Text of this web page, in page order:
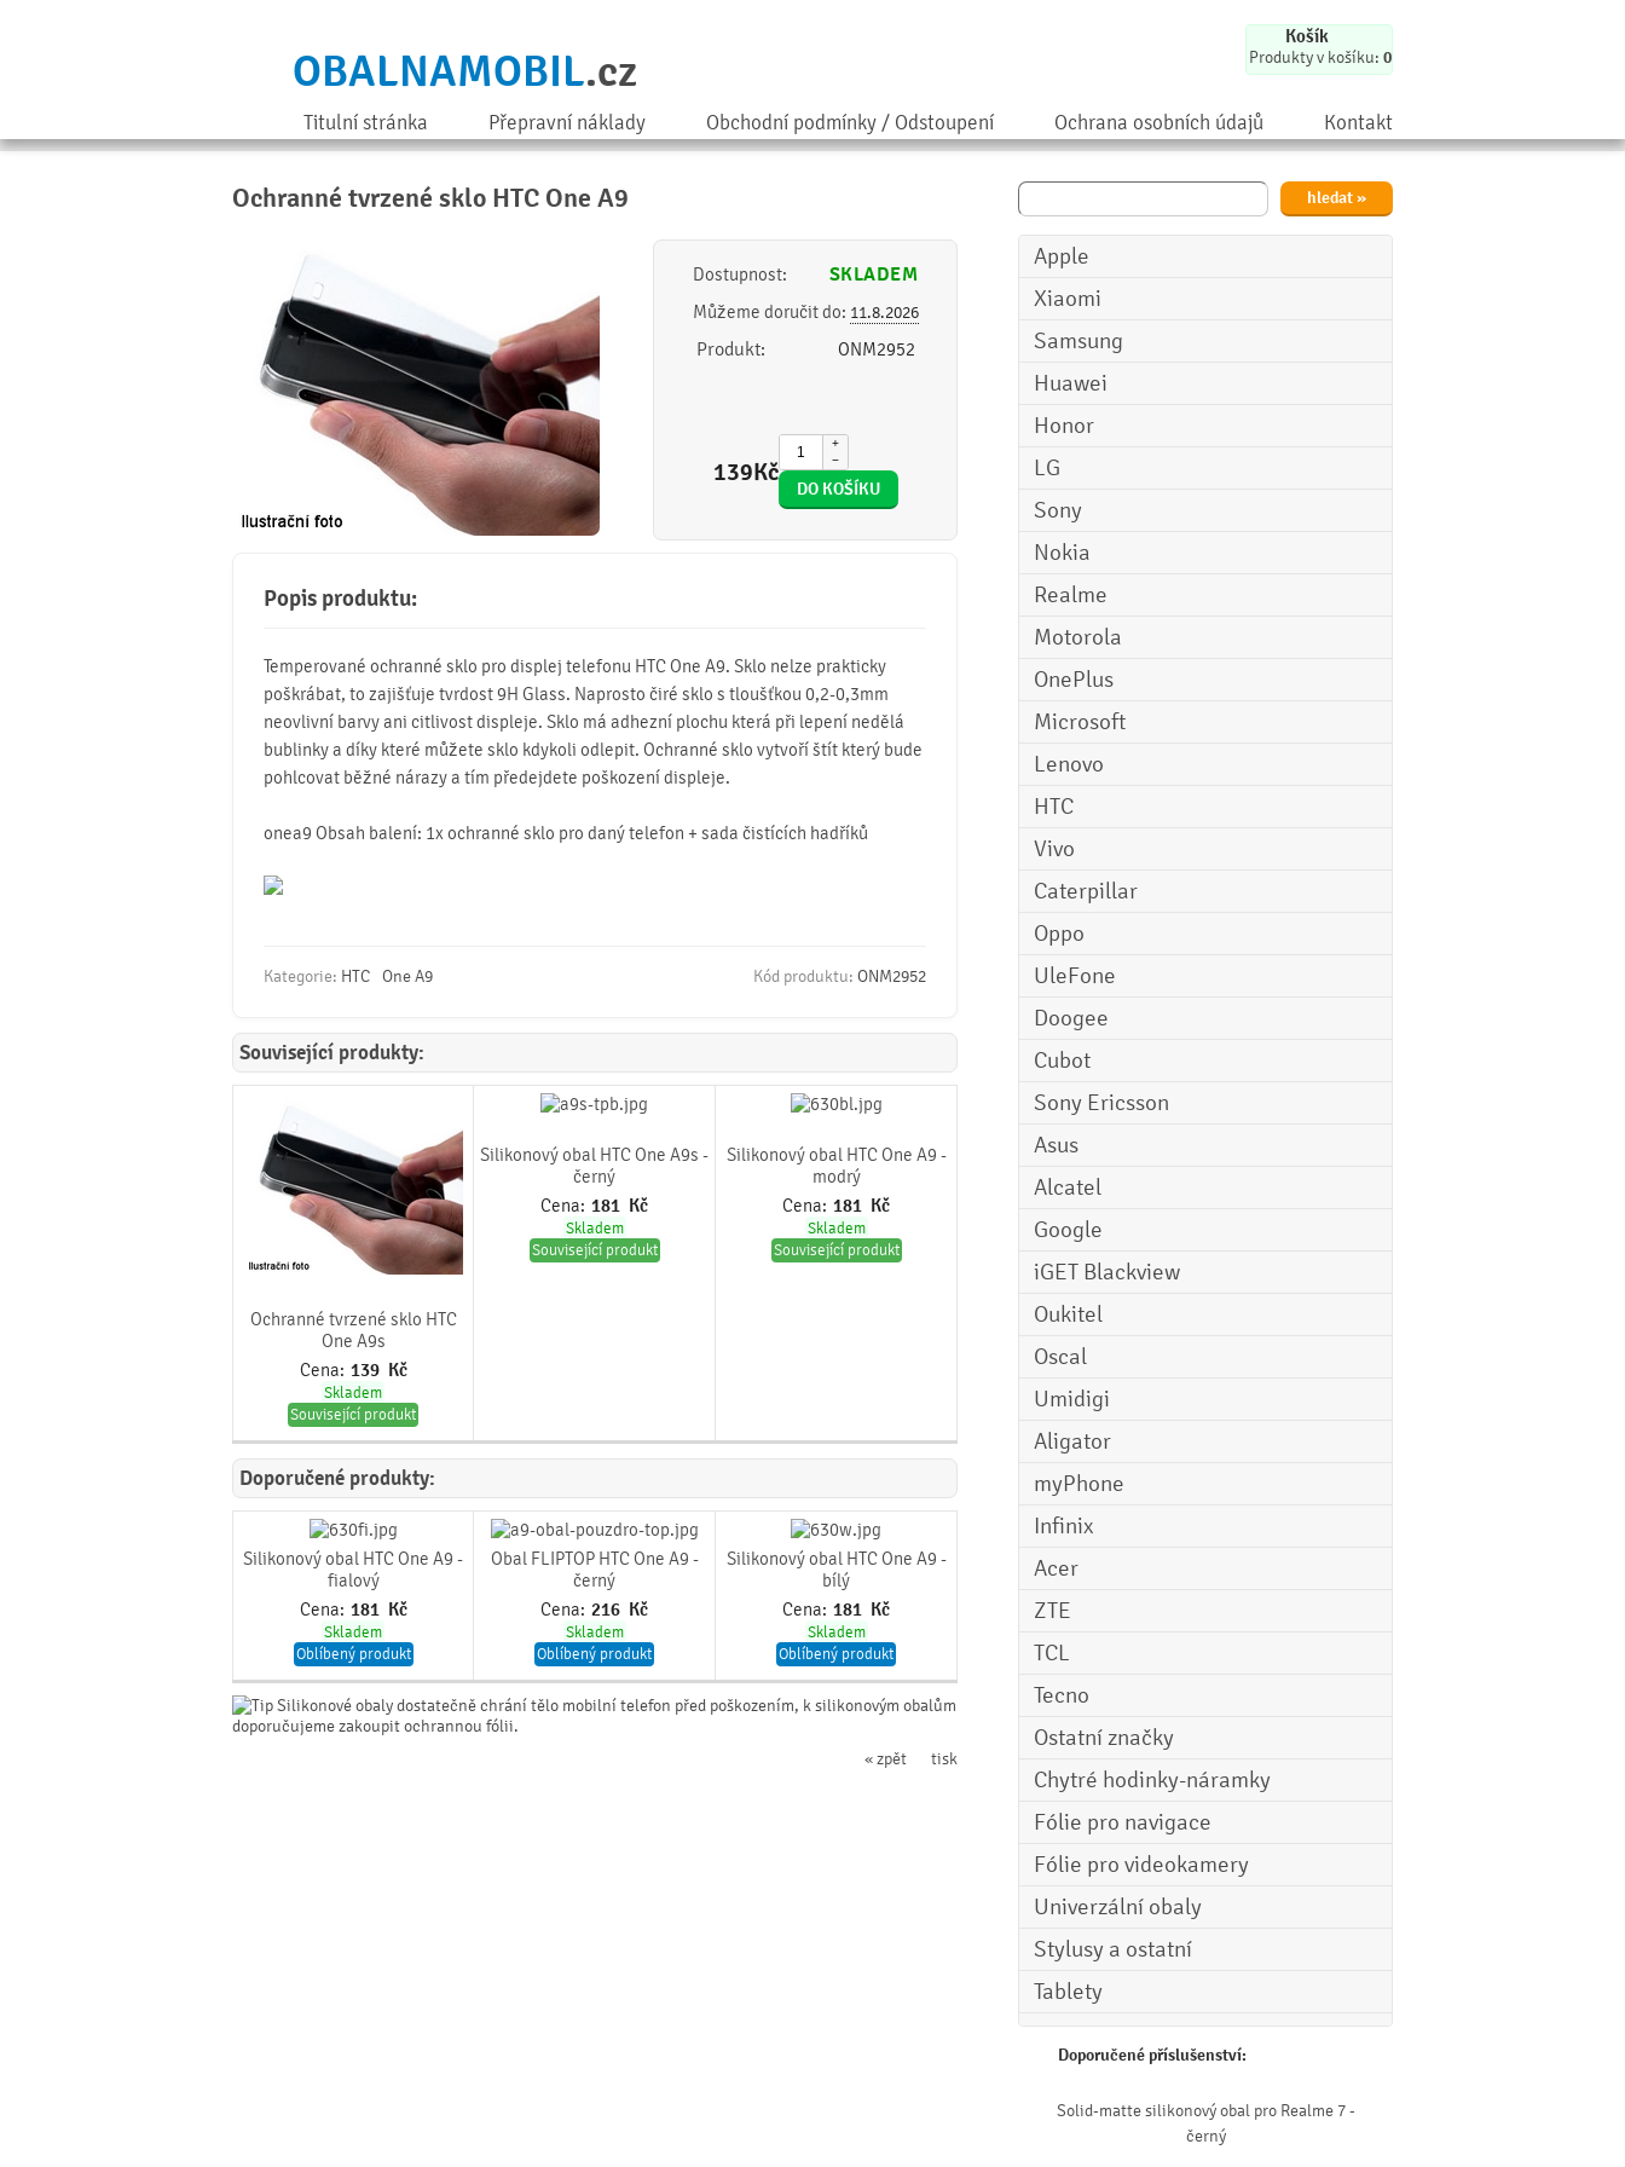
Košík
Produkty v košíku: 0
OBALNAMOBIL.cz
Titulní stránka Přepravní náklady Obchodní podmínky / Odstoupení Ochrana osobních údajů Kontakt
Apple
Xiaomi
Samsung
Huawei
Honor
LG
Sony
Nokia
Realme
Motorola
OnePlus
Microsoft
Lenovo
HTC
Vivo
Caterpillar
Oppo
UleFone
Doogee
Cubot
Sony Ericsson
Asus
Alcatel
Google
iGET Blackview
Oukitel
Oscal
Umidigi
Aligator
myPhone
Infinix
Acer
ZTE
TCL
Tecno
Ostatní značky
Chytré hodinky-náramky
Fólie pro navigace
Fólie pro videokamery
Univerzální obaly
Stylusy a ostatní
Tablety
Doporučené příslušenství:
Solid-matte silikonový obal pro Realme 7 -
černý
Ochranné tvrzené sklo HTC One A9
Dostupnost: SKLADEM
Můžeme doručit do: 11.8.2026
Produkt: ONM2952
139Kč
+
−
Popis produktu:
Temperované ochranné sklo pro displej telefonu HTC One A9. Sklo nelze prakticky
poškrábat, to zajišťuje tvrdost 9H Glass. Naprosto čiré sklo s tloušťkou 0,2-0,3mm
neovlivní barvy ani citlivost displeje. Sklo má adhezní plochu která při lepení nedělá
bublinky a díky které můžete sklo kdykoli odlepit. Ochranné sklo vytvoří štít který bude
pohlcovat běžné nárazy a tím předejdete poškození displeje.
onea9 Obsah balení: 1x ochranné sklo pro daný telefon + sada čistících hadříků
Kategorie: HTC One A9 Kód produktu: ONM2952
Související produkty:
Ochranné tvrzené sklo HTC
One A9s
Cena: 139 Kč
Skladem
Související produkt
Silikonový obal HTC One A9s -
černý
Cena: 181 Kč
Skladem
Související produkt
Silikonový obal HTC One A9 -
modrý
Cena: 181 Kč
Skladem
Související produkt
Doporučené produkty:
Silikonový obal HTC One A9 -
fialový
Cena: 181 Kč
Skladem
Oblíbený produkt
Obal FLIPTOP HTC One A9 -
černý
Cena: 216 Kč
Skladem
Oblíbený produkt
Silikonový obal HTC One A9 -
bílý
Cena: 181 Kč
Skladem
Oblíbený produkt
Silikonové obaly dostatečně chrání tělo mobilní telefon před poškozením, k silikonovým obalům
doporučujeme zakoupit ochrannou fólii.
tisk
« zpět